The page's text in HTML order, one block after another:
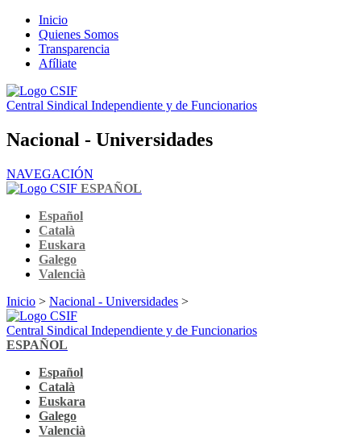
Inicio
Quienes Somos
Transparencia
Afíliate
Central Sindical Independiente y de Funcionarios
Nacional - Universidades
NAVEGACIÓN
ESPAÑOL
Español
Català
Euskara
Galego
Valencià
Inicio > Nacional - Universidades >
Central Sindical Independiente y de Funcionarios
ESPAÑOL
Español
Català
Euskara
Galego
Valencià